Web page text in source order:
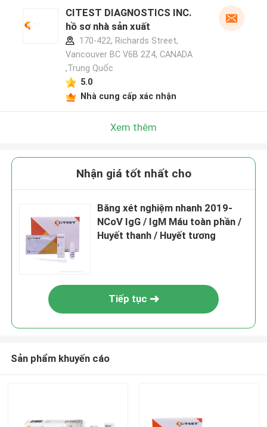
CITEST DIAGNOSTICS INC.
hồ sơ nhà sản xuất
170-422, Richards Street,
Vancouver BC V6B 2Z4, CANADA
,Trung Quốc
5.0
Nhà cung cấp xác nhận
Xem thêm
Nhận giá tốt nhất cho
Băng xét nghiệm nhanh 2019-
NCoV IgG / IgM Máu toàn phần /
Huyết thanh / Huyết tương
Tiếp tục
Sản phẩm khuyến cáo